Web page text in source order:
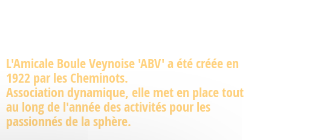
L'Amicale Boule Veynoise 'ABV' a été créée en
1922 par les Cheminots.
Association dynamique, elle met en place tout
au long de l'année des activités pour les
passionnés de la sphère.